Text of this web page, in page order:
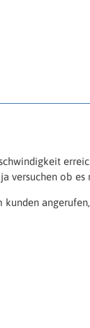
versuchen ob